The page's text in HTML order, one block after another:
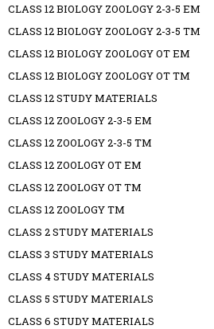
CLASS 12 BIOLOGY ZOOLOGY 2-3-5 EM
CLASS 12 BIOLOGY ZOOLOGY 2-3-5 TM
CLASS 12 BIOLOGY ZOOLOGY OT EM
CLASS 12 BIOLOGY ZOOLOGY OT TM
CLASS 12 STUDY MATERIALS
CLASS 12 ZOOLOGY 2-3-5 EM
CLASS 12 ZOOLOGY 2-3-5 TM
CLASS 12 ZOOLOGY OT EM
CLASS 12 ZOOLOGY OT TM
CLASS 12 ZOOLOGY TM
CLASS 2 STUDY MATERIALS
CLASS 3 STUDY MATERIALS
CLASS 4 STUDY MATERIALS
CLASS 5 STUDY MATERIALS
CLASS 6 STUDY MATERIALS